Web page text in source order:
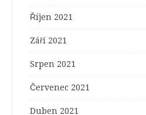
Říjen 2021
Září 2021
Srpen 2021
Červenec 2021
Duben 2021